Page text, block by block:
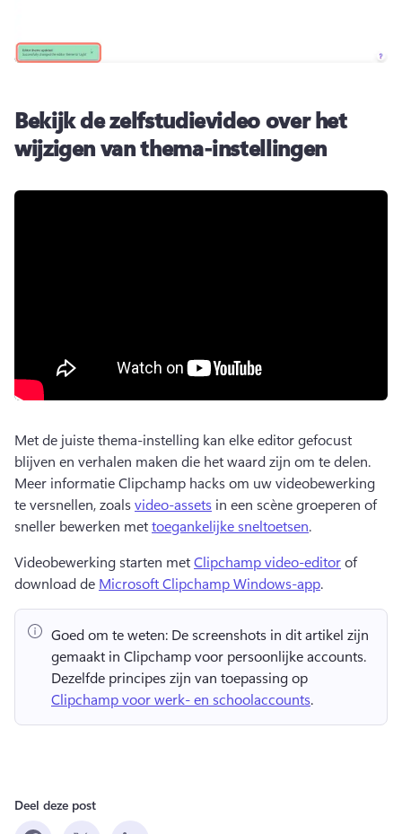
Bekijk de zelfstudievideo over het
wijzigen van thema-instellingen
Met de juiste thema-instelling kan elke editor gefocust
Meer informatie Clipchamp hacks om uw videobewerking
te versnellen, zoals video-assets in een scène groeperen of
sneller bewerken met toegankelijke sneltoetsen.
Videobewerking starten met Clipchamp video-editor of
download de Microsoft Clipchamp Windows-app.
Goed om te weten: De screenshots in dit artikel zijn
Clipchamp voor werk- en schoolaccounts.
Deel deze post